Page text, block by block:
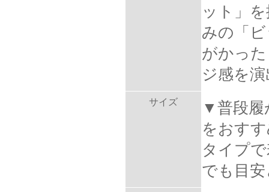
ット」
みの「
がかっ
ジ感を
サイズ
▼普段履
をおす
タイプ
でも目